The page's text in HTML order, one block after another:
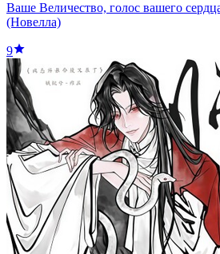
Ваше Величество, голос вашего
(Новелла)
9